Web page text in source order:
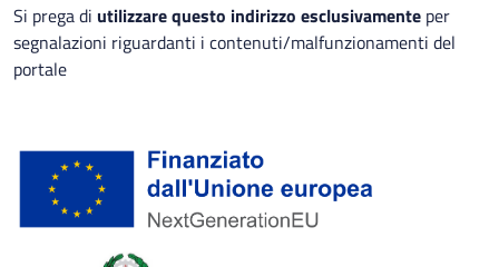
Si prega di utilizzare questo indirizzo esclusivamente per
segnalazioni riguardanti i contenuti/malfunzionamenti del
portale